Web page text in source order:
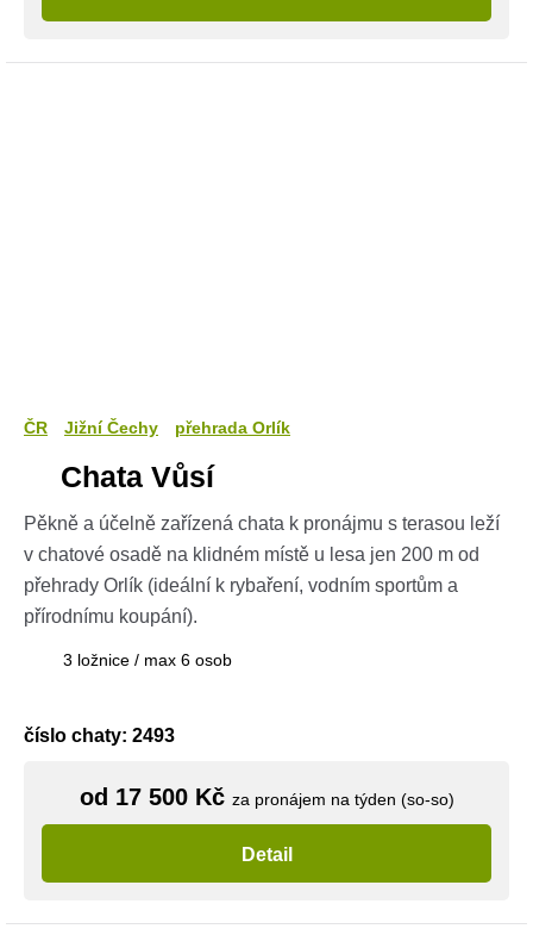
ČR Jižní Čechy přehrada Orlík
Chata Vůsí
Pěkně a účelně zařízená chata k pronájmu s terasou leží
v chatové osadě na klidném místě u lesa jen 200 m od
přehrady Orlík (ideální k rybaření, vodním sportům a
přírodnímu koupání).
3 ložnice / max 6 osob
číslo chaty: 2493
od 17 500 Kč za pronájem na týden (so-so)
Detail